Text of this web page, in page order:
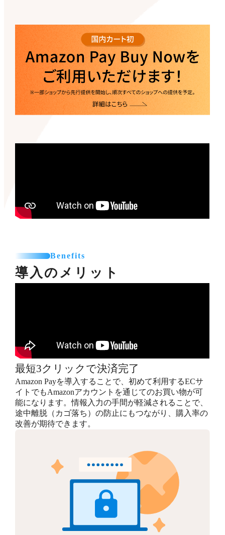
Benefits
導入のメリット
最短3クリックで決済完了
Amazon Payを導入することで、初めて利用するECサ
イトでもAmazonアカウントを通じてのお買い物が可
能になります。情報入力の手間が軽減されることで、
途中離脱（カゴ落ち）の防止にもつながり、購入率の
改善が期待できます。